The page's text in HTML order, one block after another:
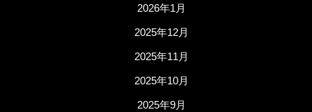
2026年1月
2025年12月
2025年11月
2025年10月
2025年9月